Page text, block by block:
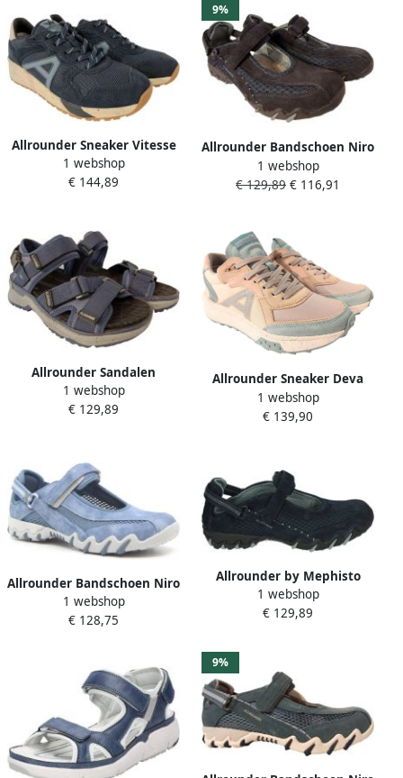
Allrounder Sneaker Vitesse
2 Dress Blue
1 webshop
€ 144,89
9%
Allrounder Bandschoen Niro
Eclipse Donkerblauw
1 webshop
€ 129,89 € 116,91
Allrounder Sandalen
Riverside Night Sky
Verwisselbaar Voetbed
1 webshop
€ 129,89
Allrounder Sneaker Deva
Giada Zand Blauw
1 webshop
€ 139,90
Allrounder Bandschoen Niro
Blue Heaven Lichtblauw
1 webshop
€ 128,75
Allrounder by Mephisto
Mehpisto Allrounder NIRO
SUEDE Blauw
1 webshop
€ 129,89
9%